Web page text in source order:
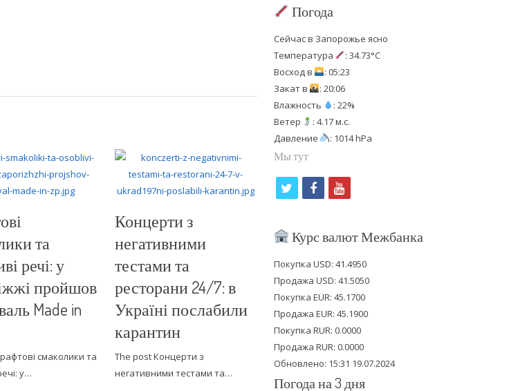
та
речі: у
пройшов
Made in
смаколики та
у…
Концерти з
негативними
тестами та
ресторани 24/7: в
Україні послабили
карантин
The post Концерти з
негативними тестами та…
Погода
Сейчас в Запорожье ясно
Температура
: 34.73°C
Восход в
: 05:23
Закат в
: 20:06
Влажность
: 22%
Ветер
: 4.17 м.с.
Давление
: 1014 hPa
Мы тут
i
t
e
r
f
c
b
o
o
k
y
u
u
b
e
Курс валют Межбанка
Покупка USD: 41.4950
Продажа USD: 41.5050
Покупка EUR: 45.1700
Продажа EUR: 45.1900
Покупка RUR: 0.0000
Продажа RUR: 0.0000
Обновлено: 15:31 19.07.2024
Погода на 3 дня